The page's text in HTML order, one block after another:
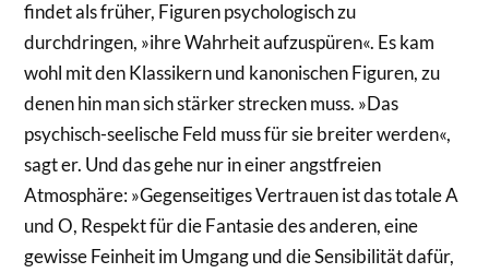
findet als früher, Figuren psychologisch zu
durchdringen, »ihre Wahrheit aufzuspüren«. Es kam
wohl mit den Klassikern und kanonischen Figuren, zu
denen hin man sich stärker strecken muss. »Das
psychisch-seelische Feld muss für sie breiter werden«,
sagt er. Und das gehe nur in einer angstfreien
Atmosphäre: »Gegenseitiges Vertrauen ist das totale A
und O, Respekt für die Fantasie des anderen, eine
gewisse Feinheit im Umgang und die Sensibilität dafür,